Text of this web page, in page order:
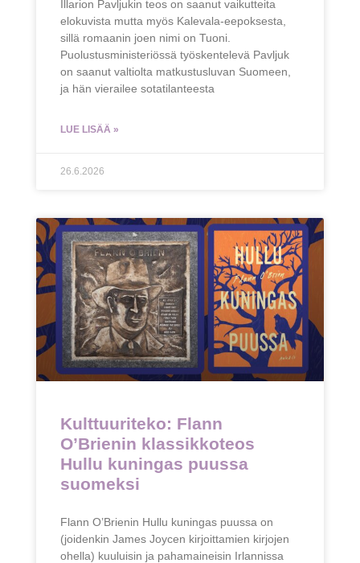
Illarion Pavljukin teos on saanut vaikutteita
elokuvista mutta myös Kalevala-eepoksesta,
sillä romaanin joen nimi on Tuoni.
Puolustusministeriössä työskentelevä Pavljuk
on saanut valtiolta matkustusluvan Suomeen,
ja hän vierailee sotatilanteesta
LUE LISÄÄ »
26.6.2026
Kulttuuriteko: Flann
O’Brienin klassikkoteos
Hullu kuningas puussa
suomeksi
Flann O’Brienin Hullu kuningas puussa on
(joidenkin James Joycen kirjoittamien kirjojen
ohella) kuuluisin ja pahamaineisin Irlannissa